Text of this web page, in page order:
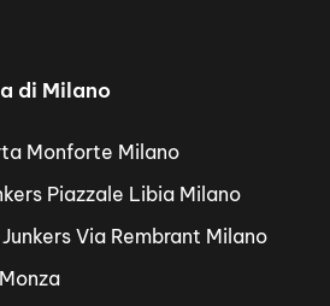
di Milano
Monforte Milano
Piazzale Libia Milano
Via Rembrant Milano